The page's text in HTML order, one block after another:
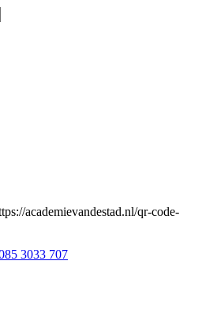
academievandestad.nl/qr-code-
3033 707